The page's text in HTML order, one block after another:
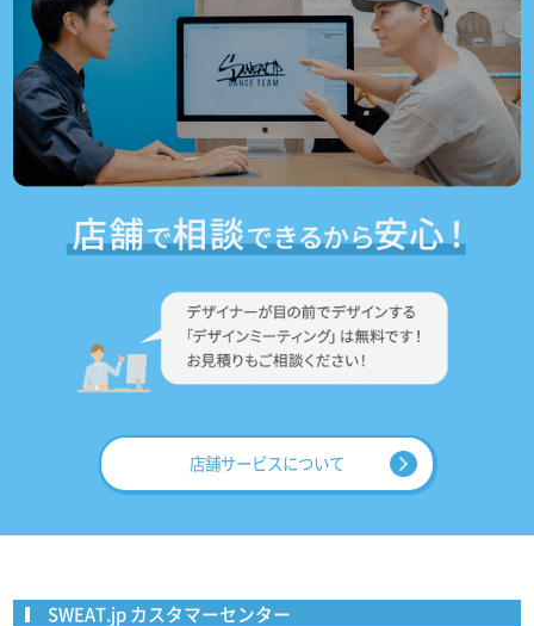
店舗サービスについて
SWEAT.jp カスタマーセンター